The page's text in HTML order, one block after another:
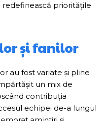
redefinească prioritățile
și fanilor
au fost variate și pline
un mix de
contribuția
echipei de-a lungul